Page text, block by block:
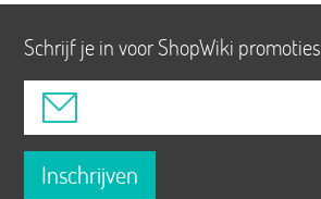
Schrijf je in voor ShopWiki promoties
Inschrijven